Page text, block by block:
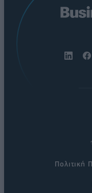
Πολιτική